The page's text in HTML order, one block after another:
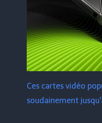
Ces cartes vidéo
soudainement